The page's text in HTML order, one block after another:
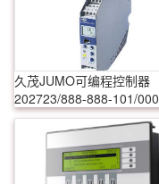
久茂JUMO可编程控制器
202723/888-888-101/000